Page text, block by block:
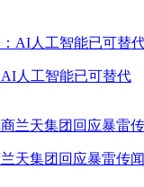
人工智能已可替代
天集团回应暴雷传闻